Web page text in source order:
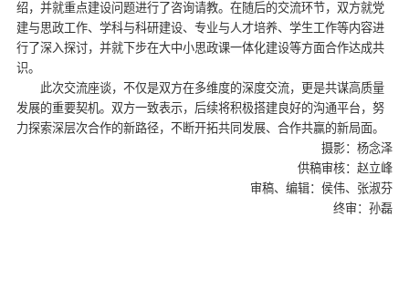
绍，并就重点建设问题进行了咨询请教。在随后的交流环节，双方就党
建与思政工作、学科与科研建设、专业与人才培养、学生工作等内容进
行了深入探讨，并就下步在大中小思政课一体化建设等方面合作达成共
识。
此次交流座谈，不仅是双方在多维度的深度交流，更是共谋高质量
发展的重要契机。双方一致表示，后续将积极搭建良好的沟通平台，努
力探索深层次合作的新路径，不断开拓共同发展、合作共赢的新局面。
摄影：杨念泽
供稿审核：赵立峰
审稿、编辑：侯伟、张淑芬
终审：孙磊